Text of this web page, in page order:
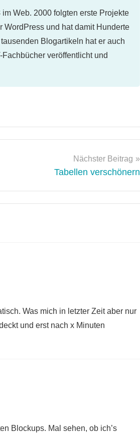
Web. 2000 folgten erste Projekte
WordPress und hat damit Hunderte
Blogartikeln hat er auch
veröffentlicht und
Nächster Beitrag
Tabellen verschönern
Was mich in letzter Zeit aber nur
und erst nach x Minuten
Blockups. Mal sehen, ob ich’s